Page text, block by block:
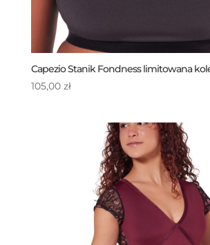
Capezio Stanik Fondness limitowana
105,00 zł